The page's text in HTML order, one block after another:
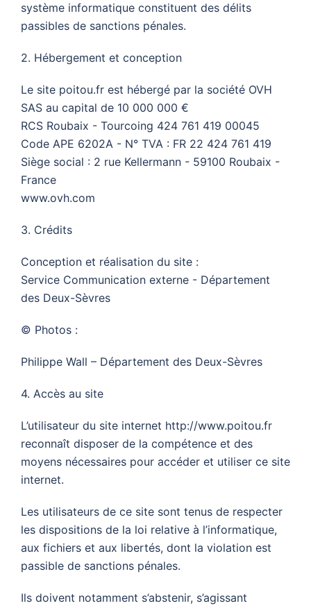
système informatique constituent des délits
passibles de sanctions pénales.
2. Hébergement et conception
Le site poitou.fr est hébergé par la société OVH
SAS au capital de 10 000 000 €
RCS Roubaix - Tourcoing 424 761 419 00045
Code APE 6202A - N° TVA : FR 22 424 761 419
Siège social : 2 rue Kellermann - 59100 Roubaix -
France
www.ovh.com
3. Crédits
Conception et réalisation du site :
Service Communication externe - Département
des Deux-Sèvres
© Photos :
Philippe Wall – Département des Deux-Sèvres
4. Accès au site
L’utilisateur du site internet http://www.poitou.fr
reconnaît disposer de la compétence et des
moyens nécessaires pour accéder et utiliser ce site
internet.
Les utilisateurs de ce site sont tenus de respecter
les dispositions de la loi relative à l’informatique,
aux fichiers et aux libertés, dont la violation est
passible de sanctions pénales.
Ils doivent notamment s’abstenir, s’agissant